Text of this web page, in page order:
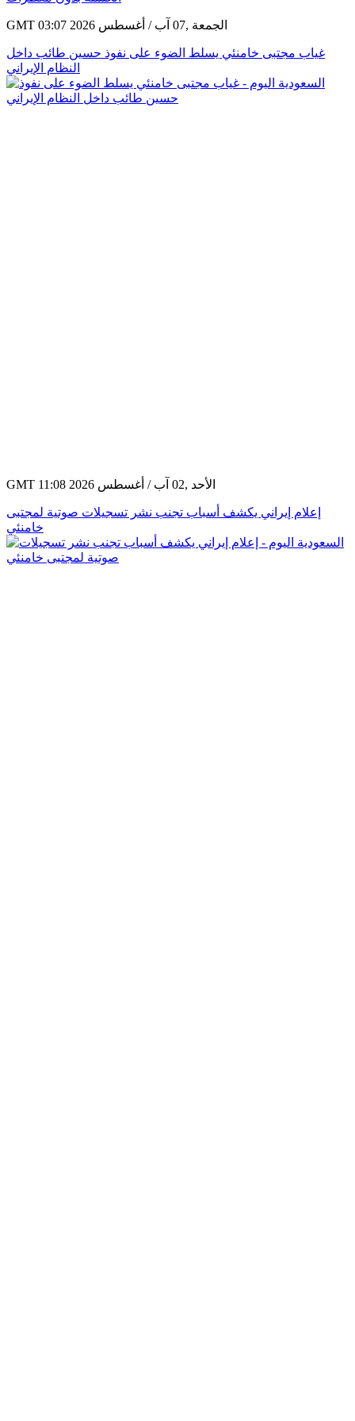
GMT 03:07 2026 الجمعة ,07 آب / أغسطس
غياب مجتبى خامنئي يسلط الضوء على نفوذ حسين طائب داخل
النظام الإيراني
GMT 11:08 2026 الأحد ,02 آب / أغسطس
إعلام إيراني يكشف أسباب تجنب نشر تسجيلات صوتية لمجتبى
خامنئي